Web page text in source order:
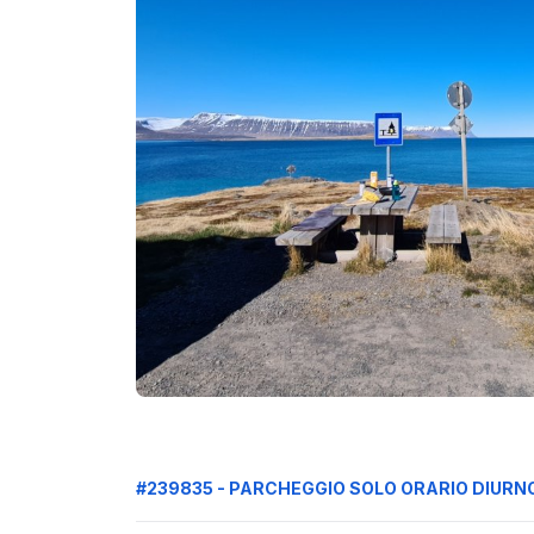
#239835 - PARCHEGGIO SOLO ORARIO